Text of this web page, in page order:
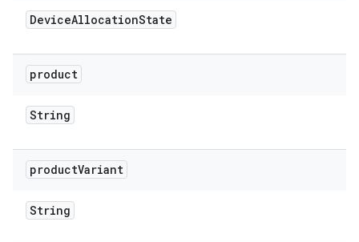
DeviceAllocationState
product
String
productVariant
String